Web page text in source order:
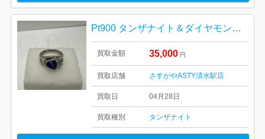
Pt900 タンザナイト＆ダイヤモンド リング
買取金額 35,000 円
買取店舗 さすがやASTY清水駅店
買取日 04月28日
買取種別 タンザナイト